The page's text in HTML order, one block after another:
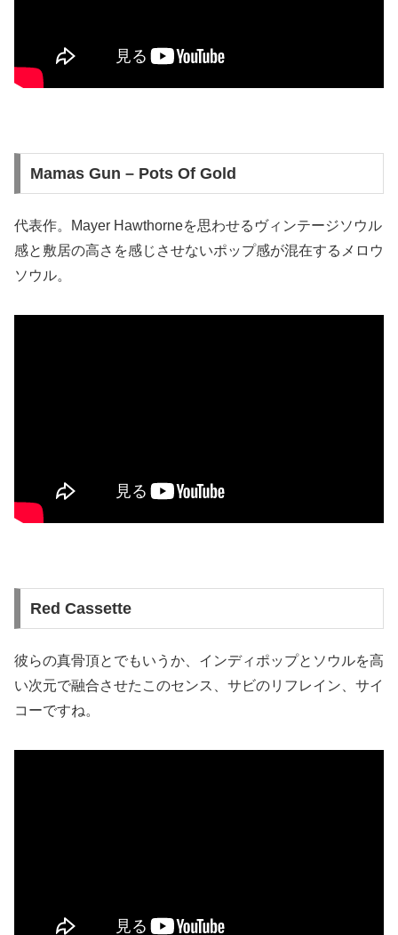
Mamas Gun – Pots Of Gold
代表作。Mayer Hawthorneを思わせるヴィンテージソウル
感と敷居の高さを感じさせないポップ感が混在するメロウ
ソウル。
Red Cassette
彼らの真骨頂とでもいうか、インディポップとソウルを高
い次元で融合させたこのセンス、サビのリフレイン、サイ
コーですね。